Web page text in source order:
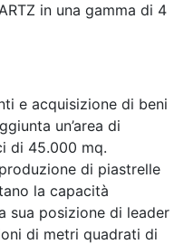
in una gamma di 4
e acquisizione di beni
un’area di
di 45.000 mq.
di piastrelle
la capacità
sua posizione di leader
di metri quadrati di